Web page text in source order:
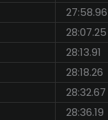
27:58.96
28:07.25
28:13.91
28:18.26
28:32.67
28:36.19